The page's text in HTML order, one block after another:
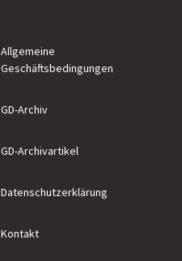
Allgemeine
Geschäftsbedingungen
GD-Archiv
GD-Archivartikel
Datenschutzerklärung
Kontakt